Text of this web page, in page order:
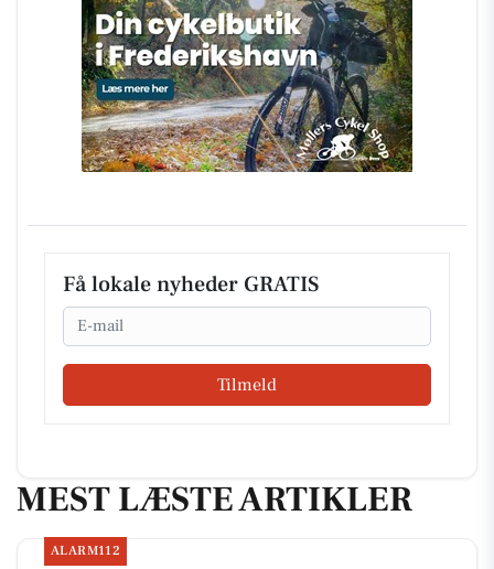
Få lokale nyheder GRATIS
Email
Tilmeld
MEST LÆSTE ARTIKLER
ALARM112